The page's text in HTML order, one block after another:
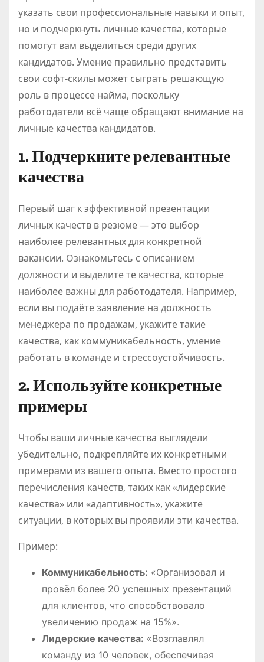
указать свои профессиональные навыки и опыт,
но и подчеркнуть личные качества, которые
помогут вам выделиться среди других
кандидатов. Умение правильно представить
свои софт-скилы может сыграть решающую
роль в процессе найма, поскольку
работодатели всё чаще обращают внимание на
личные качества кандидатов.
1. Подчеркните релевантные
качества
Первый шаг к эффективной презентации
личных качеств в резюме — это выбор
наиболее релевантных для конкретной
вакансии. Ознакомьтесь с описанием
должности и выделите те качества, которые
наиболее важны для работодателя. Например,
если вы подаёте заявление на должность
менеджера по продажам, укажите такие
качества, как коммуникабельность, умение
работать в команде и стрессоустойчивость.
2. Используйте конкретные
примеры
Чтобы ваши личные качества выглядели
убедительно, подкрепляйте их конкретными
примерами из вашего опыта. Вместо простого
перечисления качеств, таких как «лидерские
качества» или «адаптивность», укажите
ситуации, в которых вы проявили эти качества.
Пример:
Коммуникабельность: «Организовал и
провёл более 20 успешных презентаций
для клиентов, что способствовало
увеличению продаж на 15%».
Лидерские качества: «Возглавлял
команду из 10 человек, обеспечивая